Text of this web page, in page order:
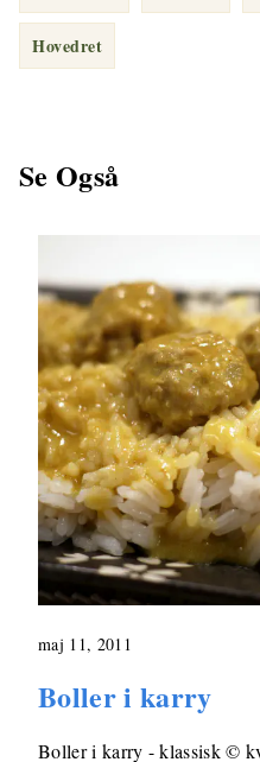
Hovedret
Se Også
maj 11, 2011
Boller i karry
Boller i karry - klassisk ©